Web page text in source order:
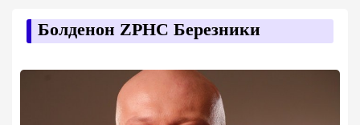
Болденон ZPHC Березники